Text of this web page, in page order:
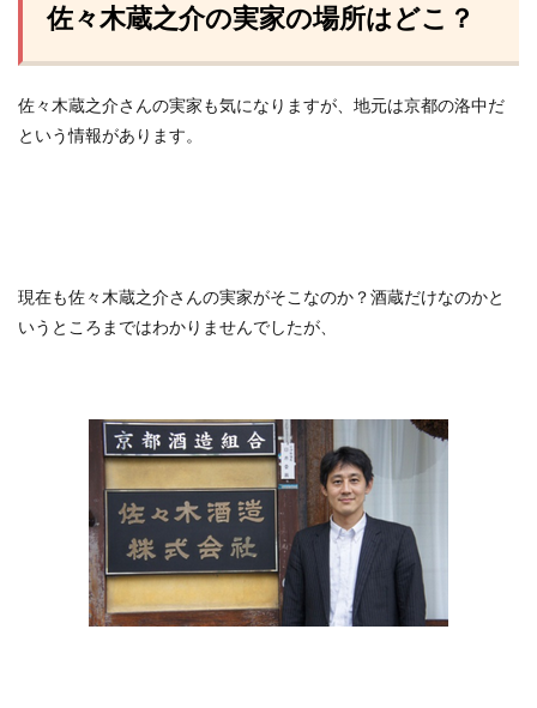
佐々木蔵之介の実家の場所はどこ？
佐々木蔵之介さんの実家も気になりますが、地元は京都の洛中だ
という情報があります。
現在も佐々木蔵之介さんの実家がそこなのか？酒蔵だけなのかと
いうところまではわかりませんでしたが、